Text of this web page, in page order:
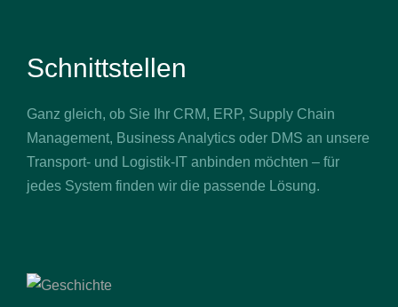
Schnittstellen
Ganz gleich, ob Sie Ihr CRM, ERP, Supply Chain
Management, Business Analytics oder DMS an unsere
Transport- und Logistik-IT anbinden möchten – für
jedes System finden wir die passende Lösung.